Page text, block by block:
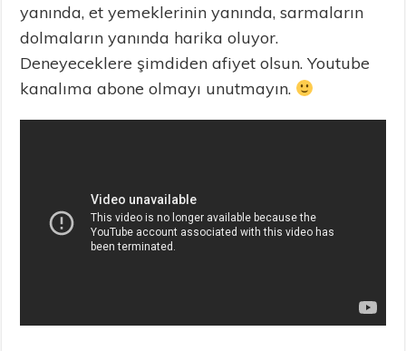
yanında, et yemeklerinin yanında, sarmaların
dolmaların yanında harika oluyor.
Deneyeceklere şimdiden afiyet olsun. Youtube
kanalıma abone olmayı unutmayın.